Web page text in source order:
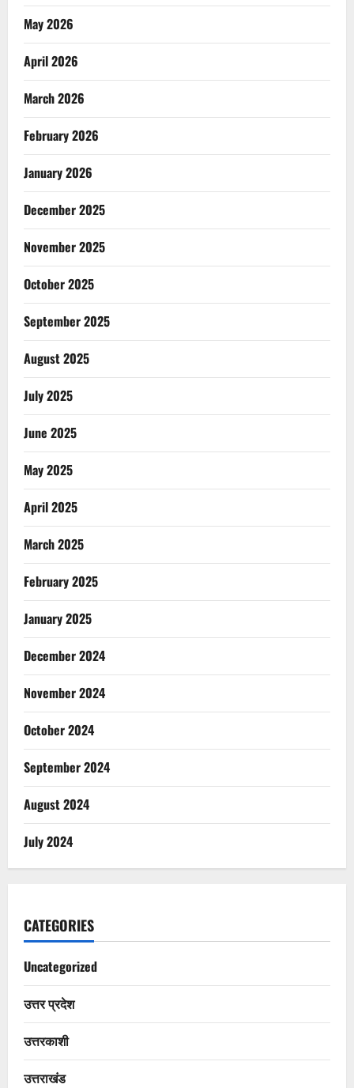
May 2026
April 2026
March 2026
February 2026
January 2026
December 2025
November 2025
October 2025
September 2025
August 2025
July 2025
June 2025
May 2025
April 2025
March 2025
February 2025
January 2025
December 2024
November 2024
October 2024
September 2024
August 2024
July 2024
CATEGORIES
Uncategorized
उत्तर प्रदेश
उत्तरकाशी
उत्तराखंड